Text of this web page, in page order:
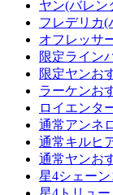
ヤン(バレン
フレデリカ(
オフレッサ
限定ライン
限定ヤンお
ラーケンお
ロイエンタ
通常アンネ
通常キルヒ
通常ヤンお
星4シェー